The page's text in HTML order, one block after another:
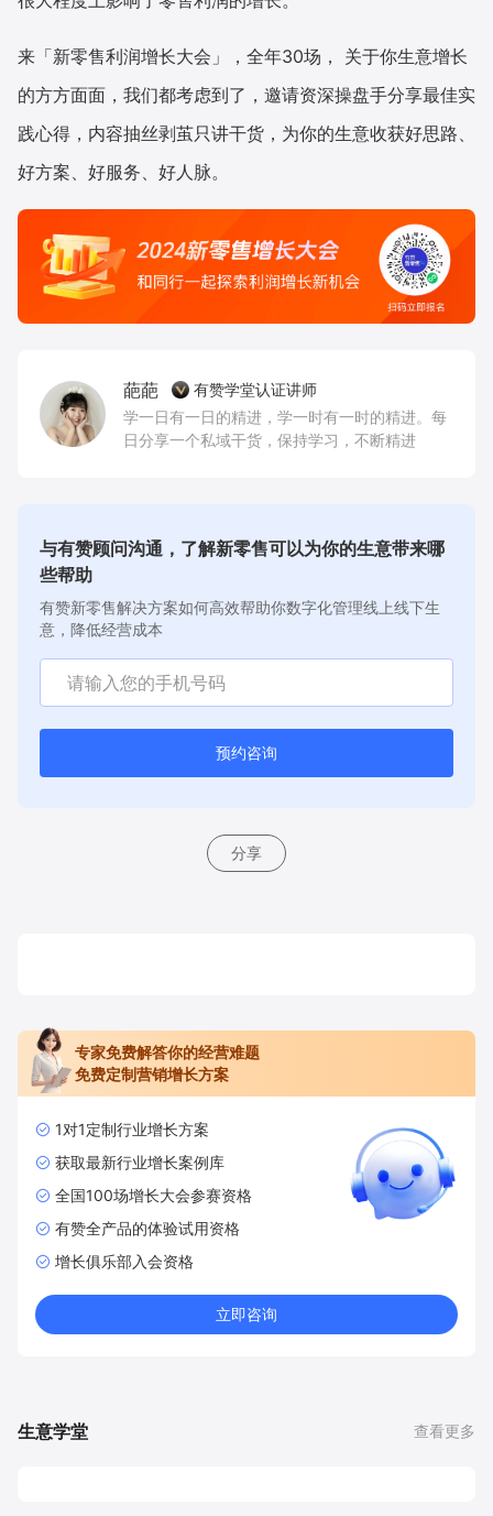
来「新零售利润增长大会」，全年30场， 关于你生意增长
的方方面面，我们都考虑到了，邀请资深操盘手分享最佳实
践心得，内容抽丝剥茧只讲干货，为你的生意收获好思路、
好方案、好服务、好人脉。
葩葩
有赞学堂认证讲师
学一日有一日的精进，学一时有一时的精进。每
日分享一个私域干货，保持学习，不断精进
与有赞顾问沟通，了解新零售可以为你的生意带来哪
些帮助
有赞新零售解决方案如何高效帮助你数字化管理线上线下生
意，降低经营成本
预约咨询
分享
专家免费解答你的经营难题
免费定制营销增长方案
1对1定制行业增长方案
获取最新行业增长案例库
全国100场增长大会参赛资格
有赞全产品的体验试用资格
增长俱乐部入会资格
立即咨询
生意学堂 查看更多